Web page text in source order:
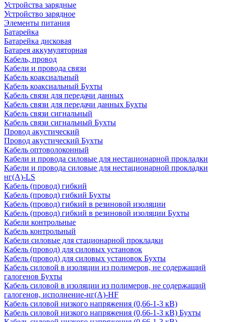
Устройства зарядные
Устройство зарядное
Элементы питания
Батарейка
Батарейка дисковая
Батарея аккумуляторная
Кабель, провод
Кабели и провода связи
Кабель коаксиальный
Кабель коаксиальный Бухты
Кабель связи для передачи данных
Кабель связи для передачи данных Бухты
Кабель связи сигнальный
Кабель связи сигнальный Бухты
Провод акустический
Провод акустический Бухты
Кабель оптоволоконный
Кабели и провода силовые для нестационарной прокладки
Кабели и провода силовые для нестационарной прокладки
нг(А)-LS
Кабель (провод) гибкий
Кабель (провод) гибкий Бухты
Кабель (провод) гибкий в резиновой изоляции
Кабель (провод) гибкий в резиновой изоляции Бухты
Кабели контрольные
Кабель контрольный
Кабели силовые для стационарной прокладки
Кабель (провод) для силовых установок
Кабель (провод) для силовых установок Бухты
Кабель силовой в изоляции из полимеров, не содержащий
галогенов Бухты
Кабель силовой в изоляции из полимеров, не содержащий
галогенов, исполнение-нг(А)-HF
Кабель силовой низкого напряжения (0,66-1-3 кВ)
Кабель силовой низкого напряжения (0,66-1-3 кВ) Бухты